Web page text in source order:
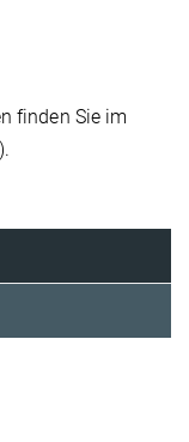
finden Sie im